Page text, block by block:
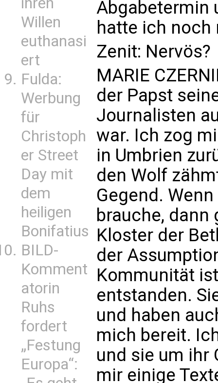
Willen
euthanasi
ert
Fulda:
Werbung
für
Christoph
er Street
Day mit
dem
heiligen
Bonifatius
BILD-
Komment
atorin
Ruhs
fordert
„Festung
Europa“:
Abgabetermin
hatte ich noch
Zenit: Nervös?
MARIE
der Papst
Journalisten
war. Ich zog
in Umbrien
den Wolf
Gegend.
brauche,
Kloster der
der
Kommunität
entstanden.
und haben
mich bereit.
und sie um ihr
mir einige